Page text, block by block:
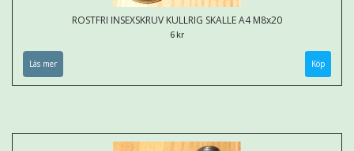
ROSTFRI INSEXSKRUV KULLRIG SKALLE A4 M8x20
6 kr
Läs mer